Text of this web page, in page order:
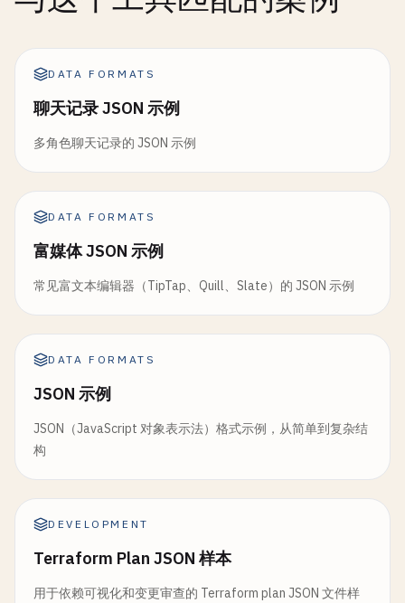
DATA FORMATS
聊天记录 JSON 示例
多角色聊天记录的 JSON 示例
DATA FORMATS
富媒体 JSON 示例
常见富文本编辑器（TipTap、Quill、Slate）的 JSON 示例
DATA FORMATS
JSON 示例
JSON（JavaScript 对象表示法）格式示例，从简单到复杂结
构
DEVELOPMENT
Terraform Plan JSON 样本
用于依赖可视化和变更审查的 Terraform plan JSON 文件样